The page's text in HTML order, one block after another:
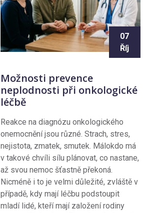
07
Říj
Možnosti prevence
neplodnosti při onkologické
léčbě
Reakce na diagnózu onkologického
onemocnění jsou různé. Strach, stres,
nejistota, zmatek, smutek. Málokdo má
v takové chvíli sílu plánovat, co nastane,
až svou nemoc šťastně překoná.
Nicméně i to je velmi důležité, zvláště v
případě, kdy mají léčbu podstoupit
mladí lidé, kteří mají založení rodiny